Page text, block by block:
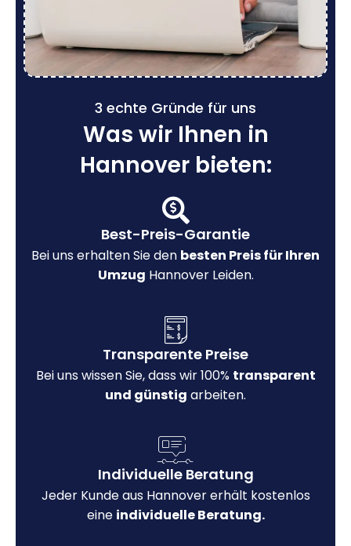
3 echte Gründe für uns
Was wir Ihnen in
Hannover bieten:
Best-Preis-Garantie
Bei uns erhalten Sie den besten Preis für Ihren
Umzug Hannover Leiden.
Transparente Preise
Bei uns wissen Sie, dass wir 100% transparent
und günstig arbeiten.
Individuelle Beratung
Jeder Kunde aus Hannover erhält kostenlos
eine individuelle Beratung.